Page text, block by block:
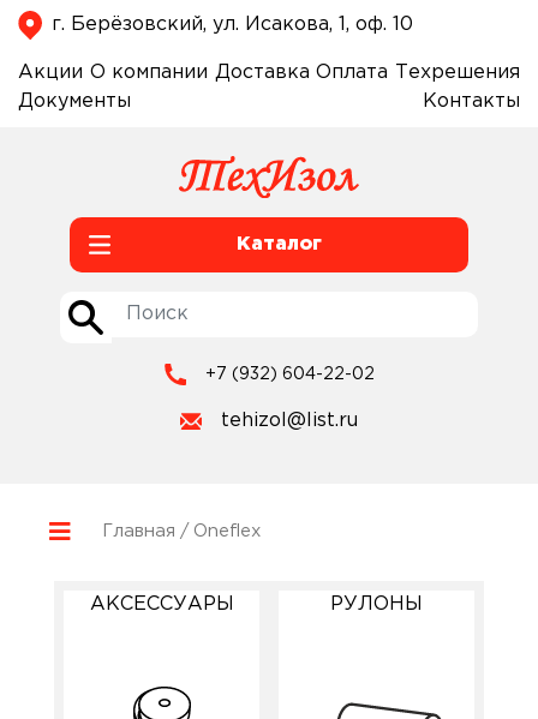
г. Берёзовский, ул. Исакова, 1, оф. 10
Акции О компании Доставка Оплата
Техрешения
Документы
Контакты
Каталог
+7 (932) 604-22-02
tehizol@list.ru
Главная / Oneflex
АКСЕССУАРЫ РУЛОНЫ